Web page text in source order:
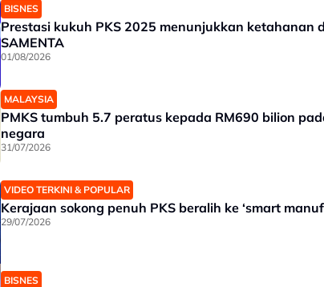
BISNES
Prestasi kukuh PKS 2025 menunjukkan ketahanan
SAMENTA
01/08/2026
MALAYSIA
PMKS tumbuh 5.7 peratus kepada RM690 bilion
negara
31/07/2026
VIDEO TERKINI & POPULAR
Kerajaan sokong penuh PKS beralih ke ‘smart
29/07/2026
BISNES